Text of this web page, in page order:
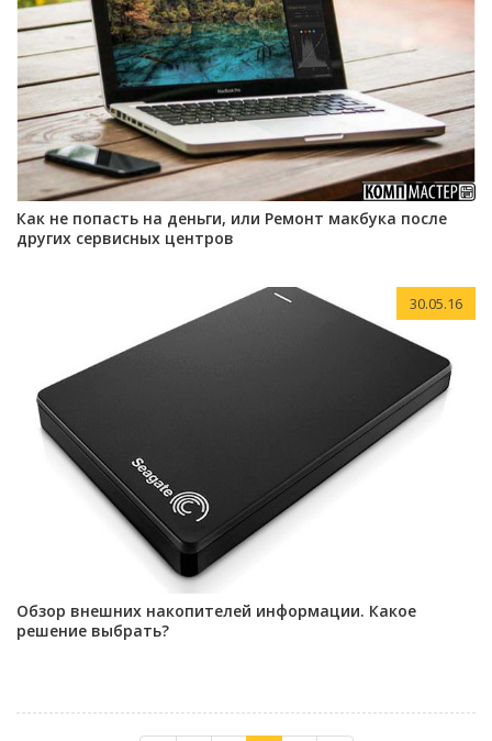
Как не попасть на деньги, или Ремонт макбука после
других сервисных центров
30.05.16
Обзор внешних накопителей информации. Какое
решение выбрать?